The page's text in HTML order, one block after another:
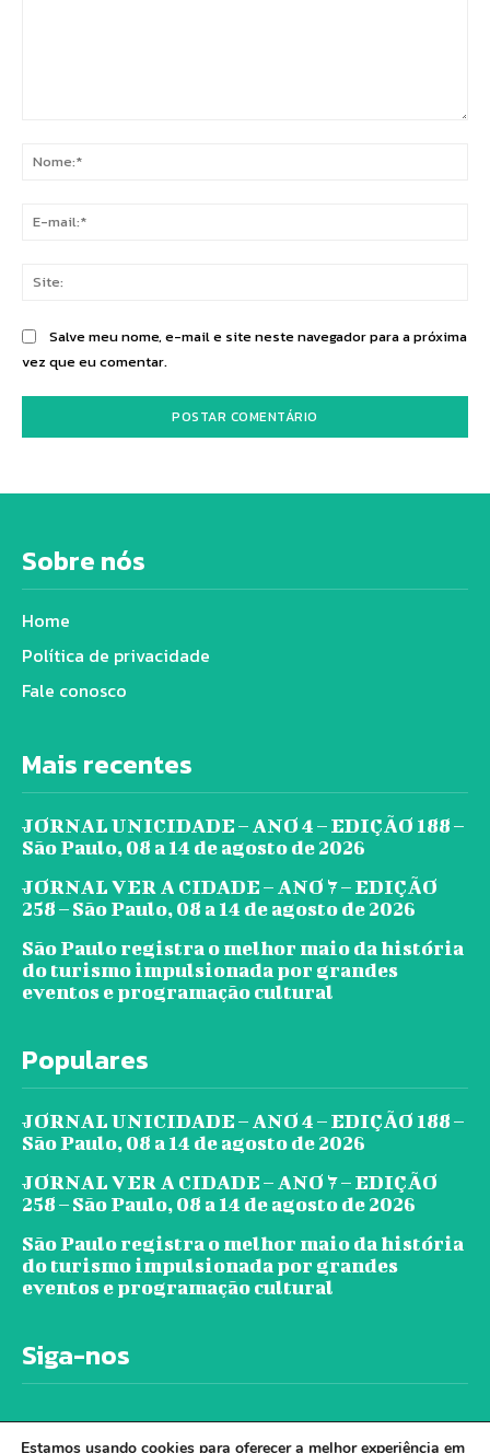
Salve meu nome, e-mail e site neste navegador para a próxima
vez que eu comentar.
Sobre nós
Home
Política de privacidade
Fale conosco
Mais recentes
JORNAL UNICIDADE – ANO 4 – EDIÇÃO 188 –
São Paulo, 08 a 14 de agosto de 2026
JORNAL VER A CIDADE – ANO 7 – EDIÇÃO
258 – São Paulo, 08 a 14 de agosto de 2026
São Paulo registra o melhor maio da história
do turismo impulsionada por grandes
eventos e programação cultural
Populares
JORNAL UNICIDADE – ANO 4 – EDIÇÃO 188 –
São Paulo, 08 a 14 de agosto de 2026
JORNAL VER A CIDADE – ANO 7 – EDIÇÃO
258 – São Paulo, 08 a 14 de agosto de 2026
São Paulo registra o melhor maio da história
do turismo impulsionada por grandes
eventos e programação cultural
Siga-nos
Estamos usando cookies para oferecer a melhor experiência em